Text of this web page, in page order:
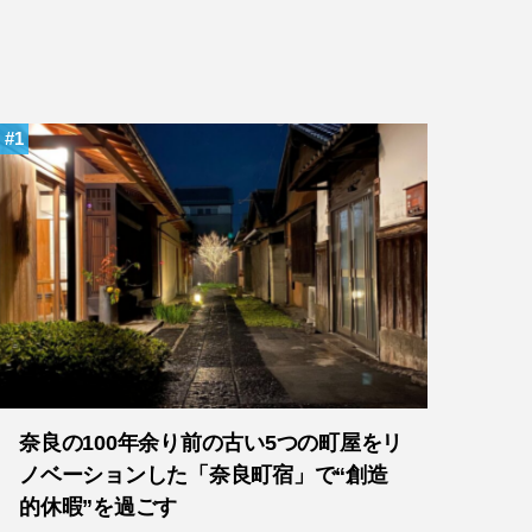
1
奈良の100年余り前の古い5つの町屋をリ
ノベーションした「奈良町宿」で“創造
的休暇”を過ごす